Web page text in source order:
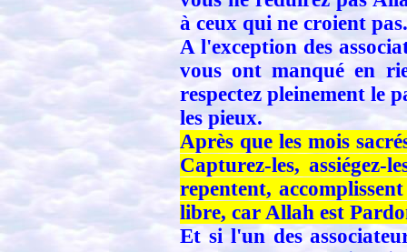
à ceux qui ne croient pas.
A l'exception des
vous ont manqué en
respectez pleinement le
les pieux.
Après que les mois
Capturez-les, assiégez-
repentent,
libre, car Allah est
Et si l'un des